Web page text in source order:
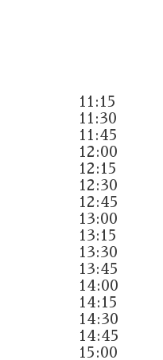
11:15
11:30
11:45
12:00
12:15
12:30
12:45
13:00
13:15
13:30
13:45
14:00
14:15
14:30
14:45
15:00